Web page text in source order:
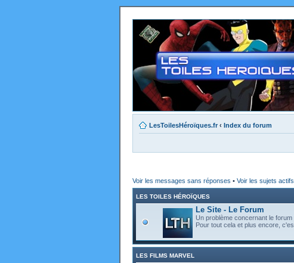
LesToilesHéroïques.fr ‹ Index du forum
Voir les messages sans réponses • Voir les sujets actifs
LES TOILES HÉROÏQUES
Le Site - Le Forum
Un problème concernant le
Pour tout cela et plus encore,
LES FILMS MARVEL